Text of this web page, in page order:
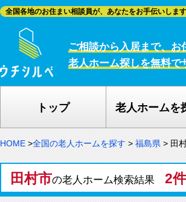
全国各地のお住まい相談員が、あなたをお手伝いします
ご相談から入居まで、お
老人ホーム探しを無料で
トップ 老人ホームを
HOME >全国の老人ホームを探す > 福島県 > 田
田村市の老人ホーム検索結果 2件